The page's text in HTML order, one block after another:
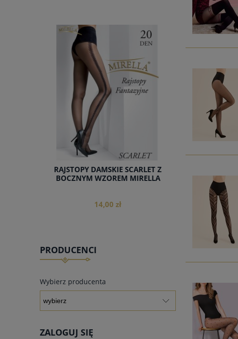
do koszyka
RAJSTOPY DAMSKIE SCARLET Z
BOCZNYM WZOREM MIRELLA
14,00 zł
PRODUCENCI
Wybierz producenta
ZALOGUJ SIĘ